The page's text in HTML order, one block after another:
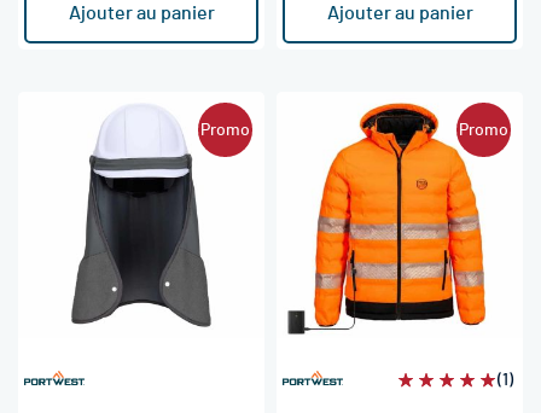
Ajouter au panier Ajouter au panier
Promo Promo
Évaluation:(1)